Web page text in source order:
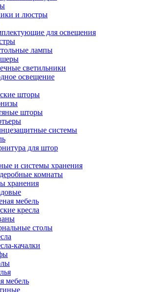
и люстры
для освещения
лампы
светильники
освещение
шторы
шторы
системы
для штор
и системы хранения
комнаты
хранения
мебель
кресла
столы
качалки
мебель